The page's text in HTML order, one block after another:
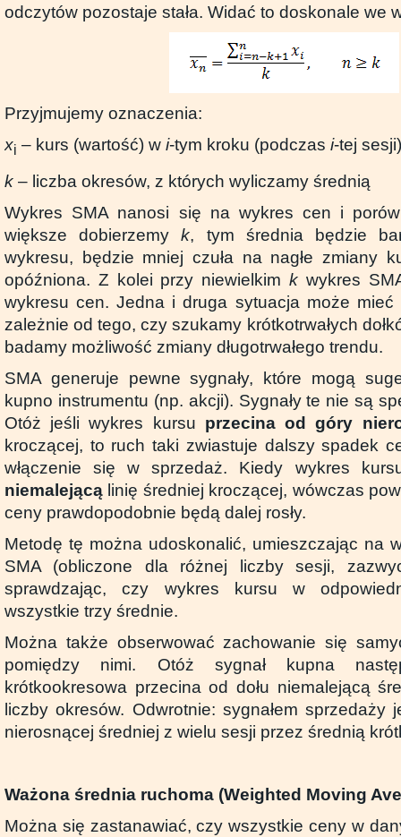
odczytów pozostaje stała. Widać to doskonale we
Przyjmujemy oznaczenia:
xi – kurs (wartość) w i-tym kroku (podczas i-tej sesji)
k – liczba okresów, z których wyliczamy średnią
Wykres SMA nanosi się na wykres cen i
większe dobierzemyk, tym średnia będzie
wykresu, będzie mniej czuła na nagłe zmiany
opóźniona. Z kolei przy niewielkim k wykres
wykresu cen. Jedna i druga sytuacja może mieć
zależnie od tego, czy szukamy krótkotrwałych
badamy możliwość zmiany długotrwałego trendu.
SMA generuje pewne sygnały, które mogą
kupno instrumentu (np. akcji). Sygnały te nie są
Otóż jeśli wykres kursu przecina od góry
kroczącej, to ruch taki zwiastuje dalszy spadek
włączenie się w sprzedaż. Kiedy wykres
niemalejącą linię średniej kroczącej, wówczas
ceny prawdopodobnie będą dalej rosły.
Metodę tę można udoskonalić, umieszczając na
SMA (obliczone dla różnej liczby sesji,
sprawdzając, czy wykres kursu w
wszystkie trzy średnie.
Można także obserwować zachowanie się
pomiędzy nimi. Otóż sygnał kupna
krótkookresowa przecina od dołu niemalejącą
liczby okresów. Odwrotnie: sygnałem sprzedaży
nierosnącej średniej z wielu sesji przez średnią
Ważona średnia ruchoma (Weighted Moving
Można się zastanawiać, czy wszystkie ceny w